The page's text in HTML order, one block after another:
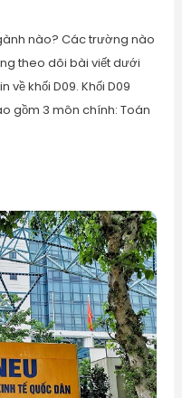
nào? Các trường nào
theo dõi bài viết dưới
về khối D09. Khối D09
gồm 3 môn chính: Toán